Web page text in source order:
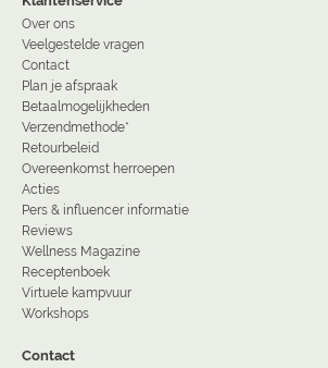
Over ons
Veelgestelde vragen
Contact
Plan je afspraak
Betaalmogelijkheden
Verzendmethode*
Retourbeleid
Overeenkomst herroepen
Acties
Pers & influencer informatie
Reviews
Wellness Magazine
Receptenboek
Virtuele kampvuur
Workshops
Contact